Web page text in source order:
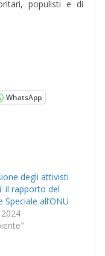
populisti e di
WhatsApp
degli attivisti
il rapporto del
Speciale all’ONU